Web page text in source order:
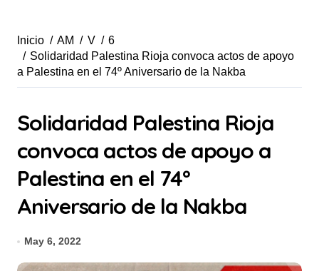
Inicio AM V
6
Solidaridad Palestina Rioja convoca actos de apoyo
a Palestina en el 74º Aniversario de la Nakba
Solidaridad Palestina Rioja
convoca actos de apoyo a
Palestina en el 74º
Aniversario de la Nakba
May 6, 2022